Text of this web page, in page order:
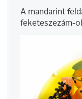
A mandarint
feketeszezám-